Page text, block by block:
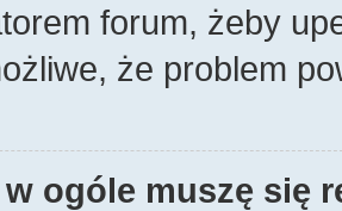
forum, żeby
że problem
ogóle muszę się